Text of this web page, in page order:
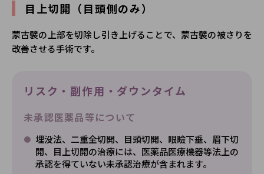
目上切開（目頭側のみ）
蒙古襞の上部を切除し引き上げることで、蒙古襞の被さりを
改善させる手術です。
リスク・副作用・ダウンタイム
未承認医薬品等について
埋没法、二重全切開、目頭切開、眼瞼下垂、眉下切
開、目上切開の治療には、医薬品医療機器等法上の
承認を得ていない未承認治療が含まれます。